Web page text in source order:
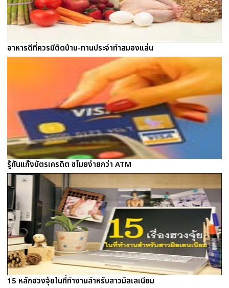
อาหารดีที่ควรมีติดบ้าน-ทานประจำทำสมองแล่น
รู้ทันแก๊งบัตรเครดิต ขโมยง่ายกว่า ATM
15 หลักฮวงจุ้ยในที่ทำงานสำหรับสาวมิลเลเนียม